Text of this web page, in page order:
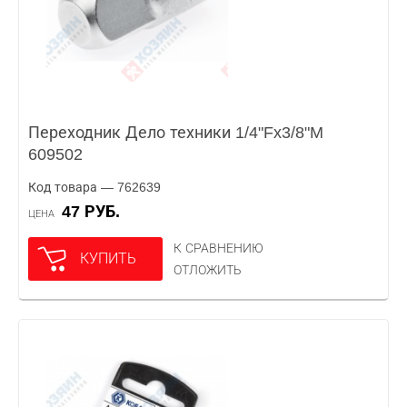
Переходник Дело техники 1/4"Fx3/8"M
609502
Код товара — 762639
ЦЕНА 47 РУБ.
КУПИТЬ
К СРАВНЕНИЮ
ОТЛОЖИТЬ